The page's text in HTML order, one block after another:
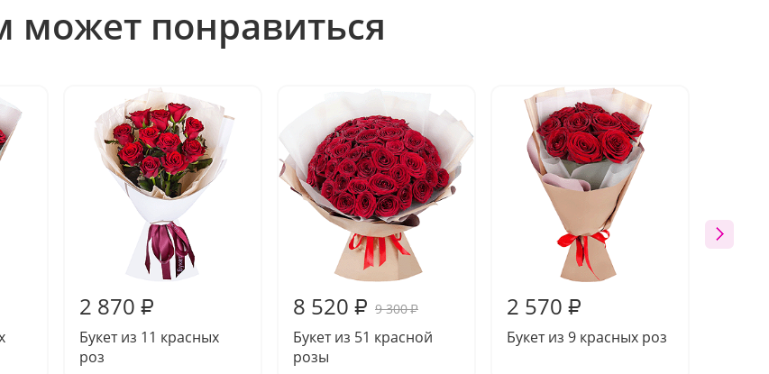
может понравиться
2 870 ₽
Букет из 11 красных
роз
8 520 ₽ 9 300₽
Букет из 51 красной
розы
2 570 ₽
Букет из 9 красных роз